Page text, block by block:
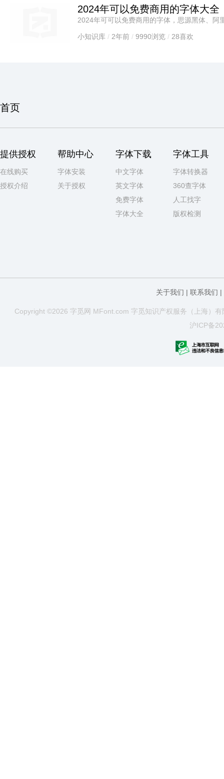
2024年可以免费商用的字体大全
2024年可可以免费商用的字体，思源黑体、阿
小知识库 / 2年前 / 9990浏览 / 28喜欢
首页
提供授权
在线购买
授权介绍
帮助中心
字体安装
关于授权
字体下载
中文字体
英文字体
免费字体
字体大全
字体工具
字体转换器
360查字体
人工找字
版权检测
关于我们 | 联系我们 |
Copyright ©2026 字觅网 MFont.com 字觅知识产权服务（上海）
沪ICP备